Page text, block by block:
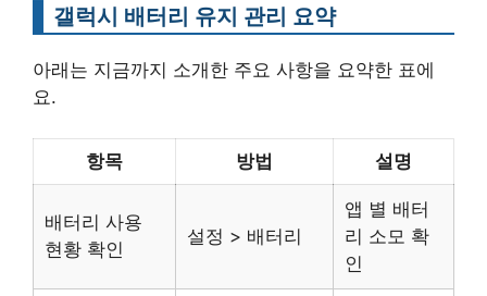
갤럭시 배터리 유지 관리 요약
아래는 지금까지 소개한 주요 사항을 요약한 표에
요.
항목 방법 설명
배터리 사용
현황 확인
설정 > 배터리
앱 별 배터
리 소모 확
인